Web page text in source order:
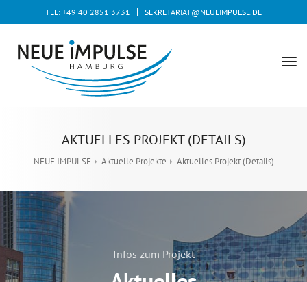
TEL: +49 40 2851 3731 SEKRETARIAT@NEUEIMPULSE.DE
AKTUELLES PROJEKT (DETAILS)
NEUE IMPULSE Aktuelle Projekte Aktuelles Projekt (Details)
Infos zum Projekt